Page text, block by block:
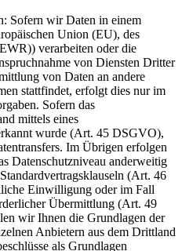
Sofern wir Daten in einem
Union (EU), des
verarbeiten oder die
von Diensten Dritter
von Daten an andere
stattfindet, erfolgt dies nur im
Sofern das
mittels eines
wurde (Art. 45 DSGVO),
Im Übrigen erfolgen
Datenschutzniveau anderweitig
(Art. 46
Einwilligung oder im Fall
Übermittlung (Art. 49
wir Ihnen die Grundlagen der
Anbietern aus dem Drittland
als Grundlagen